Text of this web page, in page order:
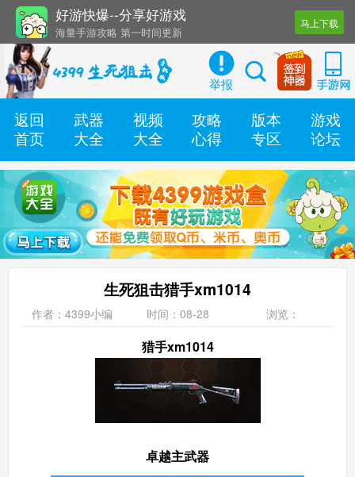
好游快爆--分享好游戏
海量手游攻略 第一时间更新
还有几十款实用辅助工具
马上下载
举报
返回
首页
武器
大全
视频
大全
攻略
心得
版本
专区
游戏
论坛
生死狙击猎手xm1014
作者：4399小编 时间：08-28 浏览：
猎手xm1014
卓越主武器